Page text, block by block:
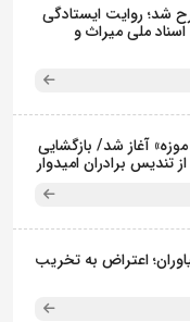
شد؛ روایت ایستادگی
ملی میراث و
آغاز شد/ بازگشایی
تندیس برادران امیدوار
اعتراض به تخریب